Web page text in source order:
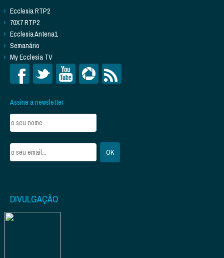
Ecclesia RTP2
70X7 RTP2
Ecclesia Antena1
Semanário
My Ecclesia TV
Assine a newsletter
DIVULGAÇÃO